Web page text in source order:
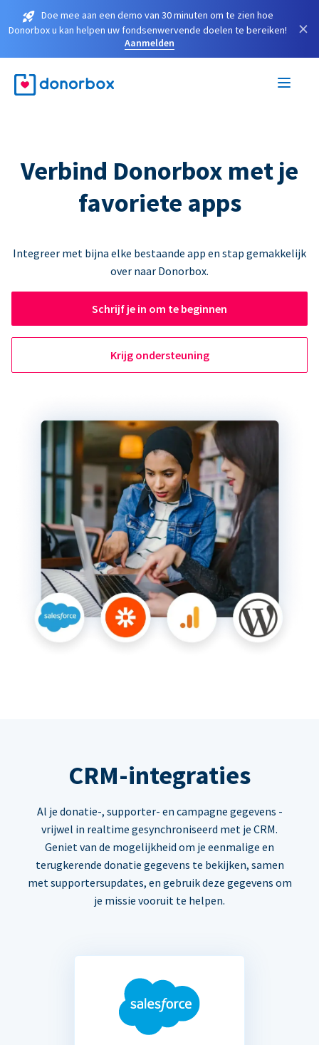
Doe mee aan een demo van 30 minuten om te zien hoe
Donorbox u kan helpen uw fondsenwervende doelen te bereiken!
Aanmelden
×
Verbind Donorbox met je
favoriete apps
Integreer met bijna elke bestaande app en stap gemakkelijk
over naar Donorbox.
Schrijf je in om te beginnen
Krijg ondersteuning
CRM-integraties
Al je donatie-, supporter- en campagne gegevens -
vrijwel in realtime gesynchroniseerd met je CRM.
Geniet van de mogelijkheid om je eenmalige en
terugkerende donatie gegevens te bekijken, samen
met supportersupdates, en gebruik deze gegevens om
je missie vooruit te helpen.